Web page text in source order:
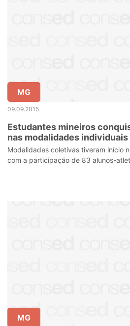
MG
09.09.2015
Estudantes mineiros
nas modalidades
Escolares da Juventude
Modalidades coletivas tiveram início
com a participação de 83 alunos-
MG